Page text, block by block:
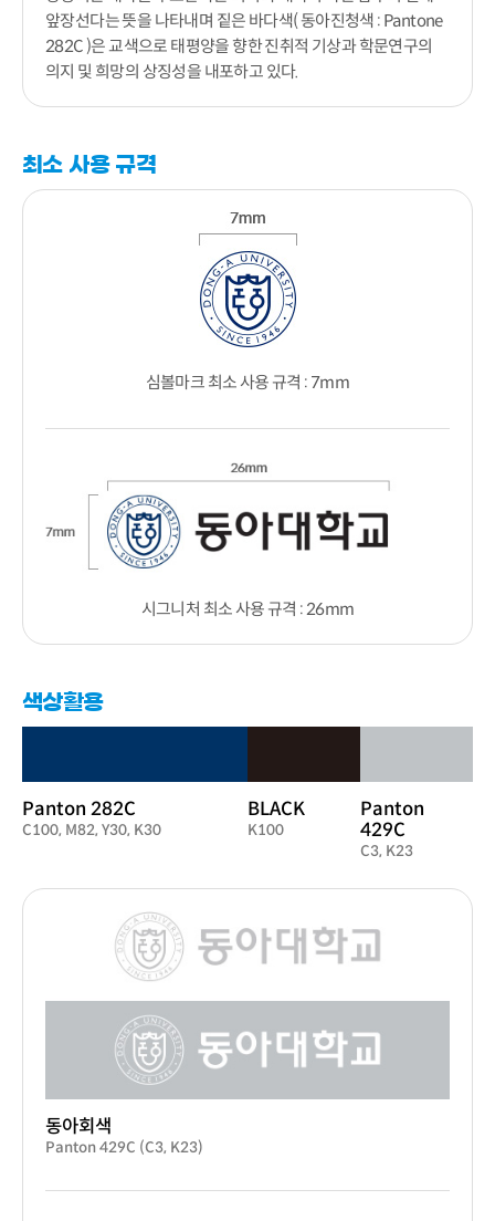
앞장선다는 뜻을 나타내며 짙은 바다색( 동아진청색 : Pantone
282C )은 교색으로 태평양을 향한 진취적 기상과 학문연구의
의지 및 희망의 상징성을 내포하고 있다.
최소 사용 규격
심볼마크 최소 사용 규격 : 7mm
시그니처 최소 사용 규격 : 26mm
색상활용
Panton 282C
C100, M82, Y30, K30
BLACK
K100
Panton
429C
C3, K23
동아회색
Panton 429C (C3, K23)